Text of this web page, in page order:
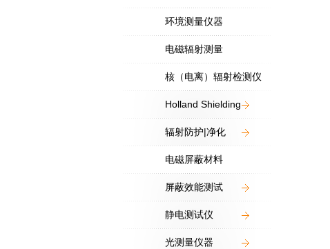
环境测量仪器
电磁辐射测量
核（电离）辐射检测仪
Holland Shielding
辐射防护|净化
电磁屏蔽材料
屏蔽效能测试
静电测试仪
光测量仪器